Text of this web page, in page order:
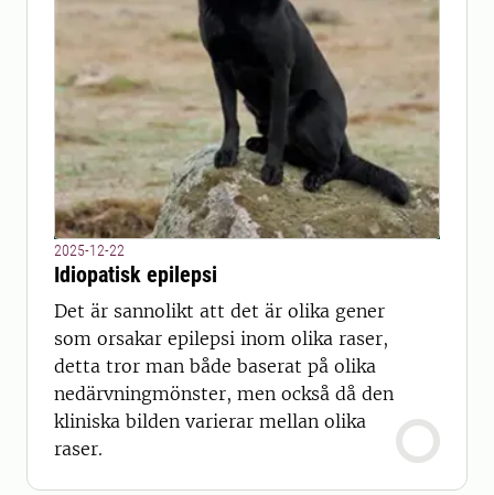
2025-12-22
Idiopatisk epilepsi
Det är sannolikt att det är olika gener
som orsakar epilepsi inom olika raser,
detta tror man både baserat på olika
nedärvningmönster, men också då den
kliniska bilden varierar mellan olika
raser.